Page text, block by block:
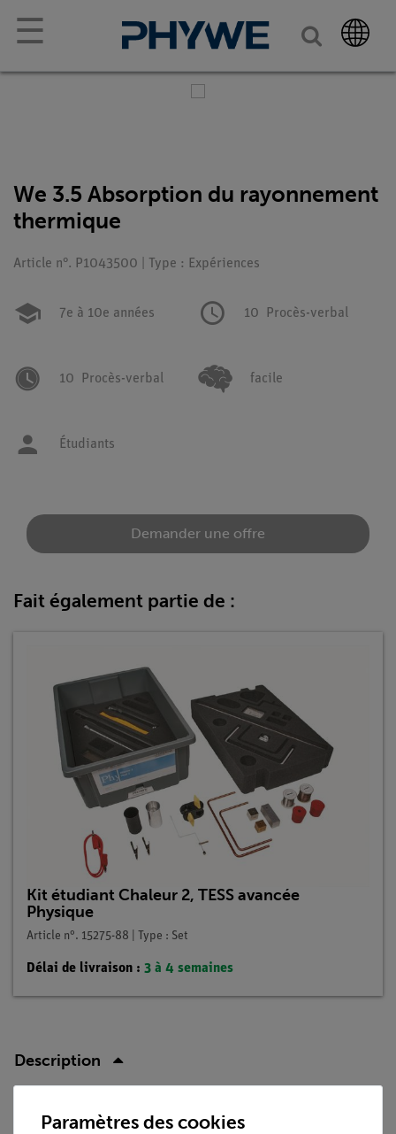
☰
We 3.5 Absorption du rayonnement
thermique
Article n°. P1043500 | Type : Expériences
7e à 10e années 10 Procès-verbal
10 Procès-verbal facile
Étudiants
Demander une offre
Fait également partie de :
Kit étudiant Chaleur 2, TESS avancée
Physique
Article n°. 15275-88 | Type : Set
Délai de livraison : 3 à 4 semaines
Description
PrincipeParamètres des cookies